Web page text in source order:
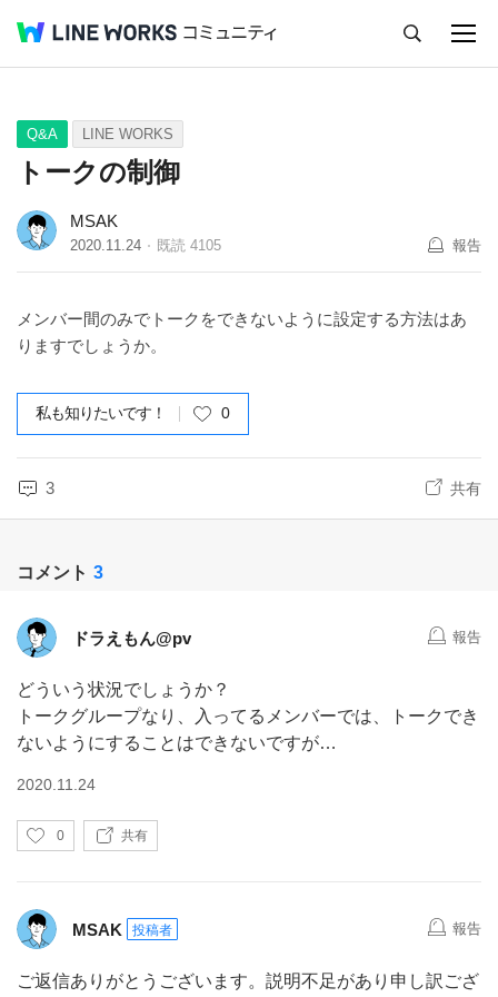
Q&A Tips Ideas
Q&A LINE WORKS
トークの制御
MSAK
2020.11.24 既読 4105 報告
メンバー間のみでトークをできないように設定する方法はあ
りますでしょうか。
私も知りたいです！ 0
3 共有
コメント 3
ドラえもん@pv 報告
どういう状況でしょうか？
トークグループなり、入ってるメンバーでは、トークでき
ないようにすることはできないですが…
2020.11.24
い
0 共有
MSAK 投稿者 報告
ご返信ありがとうございます。説明不足があり申し訳ござ